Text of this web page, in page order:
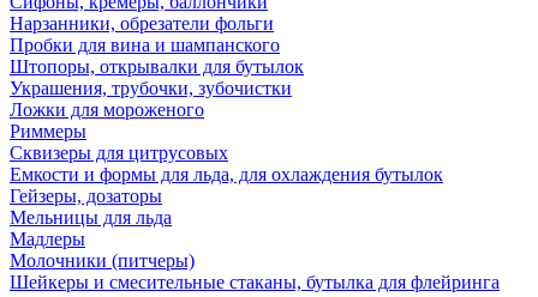
Нарзанники, обрезатели фольги
Пробки для вина и шампанского
Штопоры, открывалки для бутылок
Украшения, трубочки, зубочистки
Ложки для мороженого
Риммеры
Сквизеры для цитрусовых
Емкости и формы для льда, для охлаждения бутылок
Гейзеры, дозаторы
Мельницы для льда
Мадлеры
Молочники (питчеры)
Шейкеры и смесительные стаканы, бутылка для флейринга